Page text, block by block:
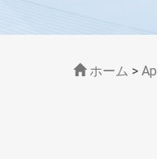
ホーム >